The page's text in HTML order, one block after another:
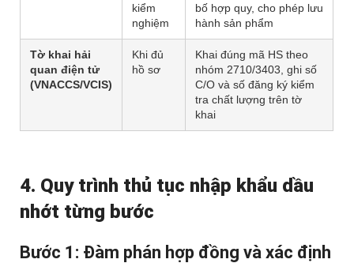
kiểm
nghiệm
bố hợp quy, cho phép lưu
hành sản phẩm
Tờ khai hải
quan điện tử
(VNACCS/VCIS)
Khi đủ
hồ sơ
Khai đúng mã HS theo
nhóm 2710/3403, ghi số
C/O và số đăng ký kiểm
tra chất lượng trên tờ
khai
4. Quy trình thủ tục nhập khẩu dầu
nhớt từng bước
Bước 1: Đàm phán hợp đồng và xác định